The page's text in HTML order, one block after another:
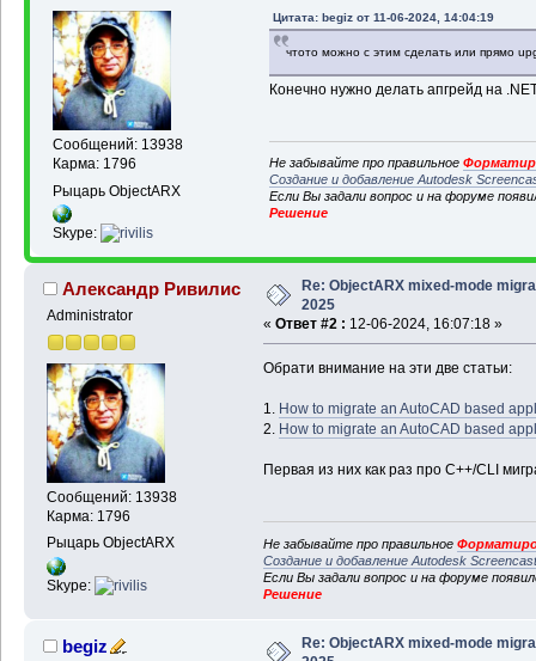
Сообщений: 13938
Карма: 1796
Рыцарь ObjectARX
Skype:
Цитата: begiz от 11-06-2024, 14:04:19
чтото можно с этим сделать или прямо
Конечно нужно делать апгрейд на
Не забывайте про правильное
Создание и добавление Autodesk
Если Вы задали вопрос и на форуме
Решение
Александр Ривилис
Administrator
Сообщений: 13938
Карма: 1796
Рыцарь ObjectARX
Skype:
Re: ObjectARX mixed-mode
2025
« Ответ #2 : 12-06-2024, 16:07:18 »
Обрати внимание на эти две статьи:
1. How to migrate an AutoCAD based
2. How to migrate an AutoCAD based
Первая из них как раз про C++/CLI
Не забывайте про правильное
Создание и добавление Autodesk
Если Вы задали вопрос и на форуме
Решение
begiz
Re: ObjectARX mixed-mode